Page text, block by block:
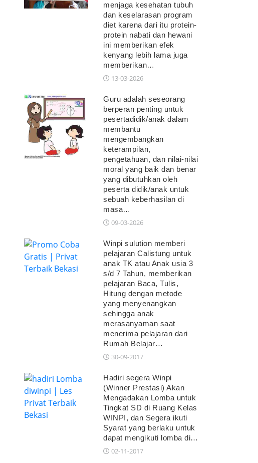
menjaga kesehatan tubuh
dan keselarasan program
diet karena dari itu protein-
protein nabati dan hewani
ini memberikan efek
kenyang lebih lama juga
memberikan…
13-03-2026
Guru adalah seseorang
berperan penting untuk
pesertadidik/anak dalam
membantu
mengembangkan
keterampilan,
pengetahuan, dan nilai-nilai
moral yang baik dan benar
yang dibutuhkan oleh
peserta didik/anak untuk
sebuah keberhasilan di
masa…
09-03-2026
Winpi sulution memberi
pelajaran Calistung untuk
anak TK atau Anak usia 3
s/d 7 Tahun, memberikan
pelajaran Baca, Tulis,
Hitung dengan metode
yang menyenangkan
sehingga anak
merasanyaman saat
menerima pelajaran dari
Rumah Belajar…
30-09-2017
Hadiri segera Winpi
(Winner Prestasi) Akan
Mengadakan Lomba untuk
Tingkat SD di Ruang Kelas
WINPI, dan Segera ikuti
Syarat yang berlaku untuk
dapat mengikuti lomba di…
02-11-2017